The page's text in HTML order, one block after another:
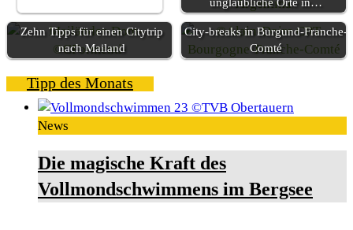
Zehn Tipps für einen Citytrip
nach Mailand
City-breaks in Burgund-Franche-
Comté
Tipp des Monats
News
Die magische Kraft des
Vollmondschwimmens im Bergsee